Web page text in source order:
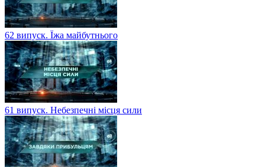
62 випуск. Їжа майбутнього
61 випуск. Небезпечні місця сили